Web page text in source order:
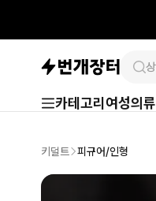
카테고리 여성의류
키덜트 피규어/인형